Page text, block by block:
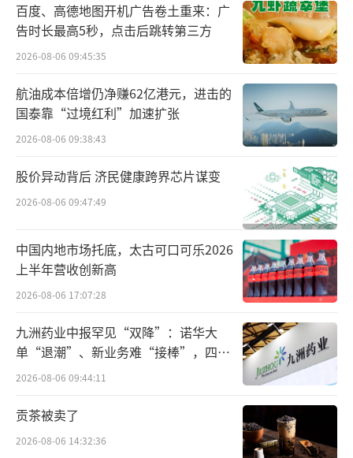
传出门店暂停、销售临期产品，登上了舆论的
风口浪尖。据茅台冰淇淋小程序，目前包括北
京、广州、深圳、青岛等多个主要城市在内，
有7家茅台冰淇淋旗舰店处于暂停营业状态，此
前成都万象城店状态为搬迁中。北京商报记者
注意到，在某些社交平台上，茅台冰淇淋在被
降价甩卖，即便如此询问者也寥寥无几。一位
做临期食品的经销商表示，一批茅台冰淇淋在7
—8月到期，现2折甩卖，官方平台3—5天内可
发货。
不仅如此，茅台官方也在想方设法处理临
期产品。近日，在茅台集团旗下茅台文旅与网
易集团旗下网易好物成立的巽风数字世界小程
序上，推出了首次下单任意商品即赠茅台冰淇
淋活动。页面内商品价值在50—200元，在指定
时间购买后，即可获赠赠品价值396元的茅台冰
淇淋品鉴卡，凭道具可0.01元换购1份“临期商
百度、高德地图开机广告卷土重来：广
告时长最高5秒，点击后跳转第三方
2026-08-06 09:45:35
航油成本倍增仍净赚62亿港元，进击的
国泰靠“过境红利”加速扩张
2026-08-06 09:38:43
股价异动背后 济民健康跨界芯片谋变
2026-08-06 09:47:49
中国内地市场托底，太古可口可乐2026
上半年营收创新高
2026-08-06 17:07:28
九洲药业中报罕见“双降”：诺华大
单“退潮”、新业务难“接棒”，四大
难关待闯
2026-08-06 09:44:11
贡茶被卖了
2026-08-06 14:32:36